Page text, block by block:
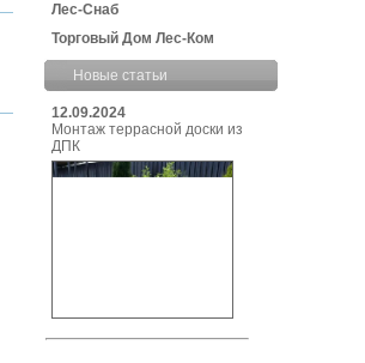
Лес-Снаб
Торговый Дом Лес-Ком
Новые статьи
12.09.2024
Монтаж террасной доски из
ДПК